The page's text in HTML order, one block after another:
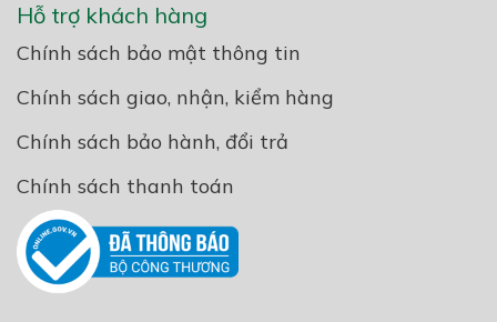
Hỗ trợ khách hàng
Chính sách bảo mật thông tin
Chính sách giao, nhận, kiểm hàng
Chính sách bảo hành, đổi trả
Chính sách thanh toán